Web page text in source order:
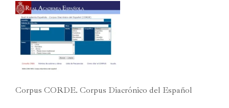
Corpus CORDE. Corpus Diacrónico del Español